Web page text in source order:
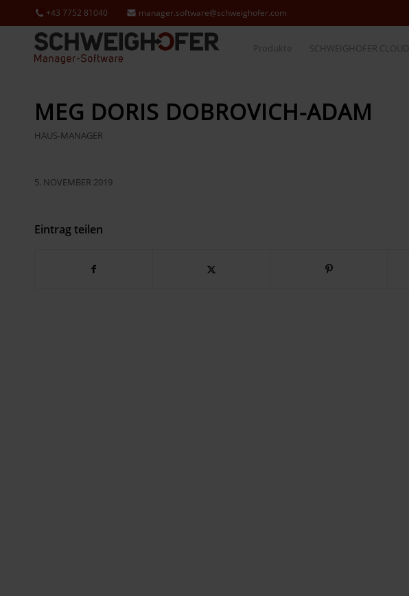
+43 7752 81040 manager.software@schweighofer.com
Produkte SCHWEIGHOFER CLOUD
MEG DORIS DOBROVICH-ADAM
HAUS-MANAGER
5. NOVEMBER 2019
Eintrag teilen